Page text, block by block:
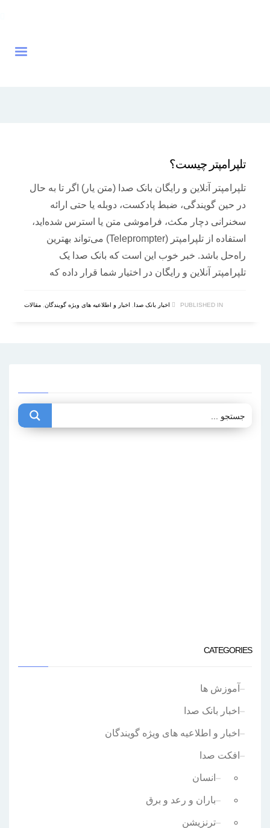
تلپرامپتر چیست؟
تلپرامپتر آنلاین و رایگان بانک صدا (متن یار) اگر تا به حال
در حین گویندگی، ضبط پادکست، دوبله یا حتی ارائه
سخنرانی دچار مکث، فراموشی متن یا استرس شده‌اید،
استفاده از تلپرامپتر (Teleprompter) می‌تواند بهترین
راه‌حل باشد. خبر خوب این است که بانک صدا یک
تلپرامپتر آنلاین و رایگان در اختیار شما قرار داده که
PUBLISHED IN اخبار بانک صدا اخبار و اطلاعیه های ویژه گویندگان مقالات
CATEGORIES
آموزش ها
اخبار بانک صدا
اخبار و اطلاعیه های ویژه گویندگان
افکت صدا
انسان
باران و رعد و برق
ترنزیشن